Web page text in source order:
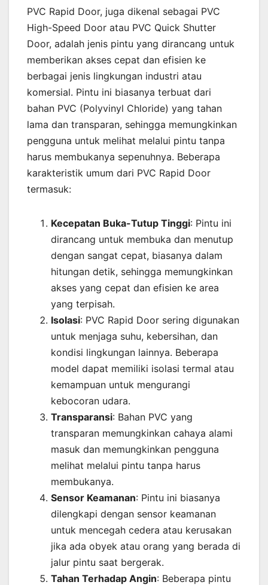
PVC Rapid Door, juga dikenal sebagai PVC
High-Speed Door atau PVC Quick Shutter
Door, adalah jenis pintu yang dirancang untuk
memberikan akses cepat dan efisien ke
berbagai jenis lingkungan industri atau
komersial. Pintu ini biasanya terbuat dari
bahan PVC (Polyvinyl Chloride) yang tahan
lama dan transparan, sehingga memungkinkan
pengguna untuk melihat melalui pintu tanpa
harus membukanya sepenuhnya. Beberapa
karakteristik umum dari PVC Rapid Door
termasuk:
Kecepatan Buka-Tutup Tinggi: Pintu ini
dirancang untuk membuka dan menutup
dengan sangat cepat, biasanya dalam
hitungan detik, sehingga memungkinkan
akses yang cepat dan efisien ke area
yang terpisah.
Isolasi: PVC Rapid Door sering digunakan
untuk menjaga suhu, kebersihan, dan
kondisi lingkungan lainnya. Beberapa
model dapat memiliki isolasi termal atau
kemampuan untuk mengurangi
kebocoran udara.
Transparansi: Bahan PVC yang
transparan memungkinkan cahaya alami
masuk dan memungkinkan pengguna
melihat melalui pintu tanpa harus
membukanya.
Sensor Keamanan: Pintu ini biasanya
dilengkapi dengan sensor keamanan
untuk mencegah cedera atau kerusakan
jika ada obyek atau orang yang berada di
jalur pintu saat bergerak.
Tahan Terhadap Angin: Beberapa pintu